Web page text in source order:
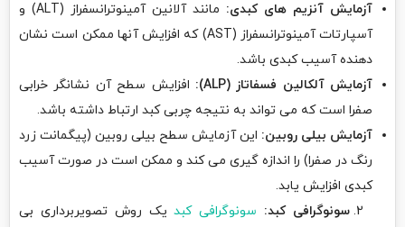
آزمایش آنزیم های کبدی:
مانند آلانین آمینوترانسفراز (ALT) و
آسپارتات آمینوترانسفراز (AST) که افزایش آنها ممکن است نشان
دهنده آسیب کبدی باشد.
آزمایش آلکالین فسفاتاز (ALP):
افزایش سطح آن نشانگر خرابی
صفرا است که می تواند به نتیجه چربی کبد ارتباط داشته باشد.
آزمایش بیلی روبین: این آزمایش سطح بیلی روبین (پیگمانت زرد
رنگ در صفرا) را اندازه گیری می کند و ممکن است در صورت آسیب
کبدی افزایش یابد.
سونوگرافی کبد: سونوگرافی کبدیک روش تصویربرداری بی